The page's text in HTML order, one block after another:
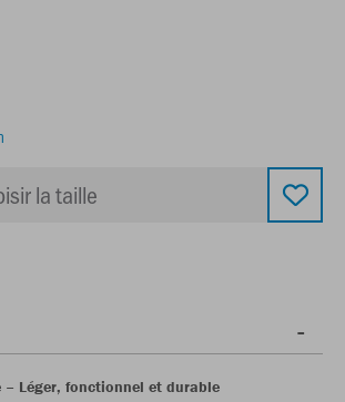
la taille
Léger, fonctionnel et durable